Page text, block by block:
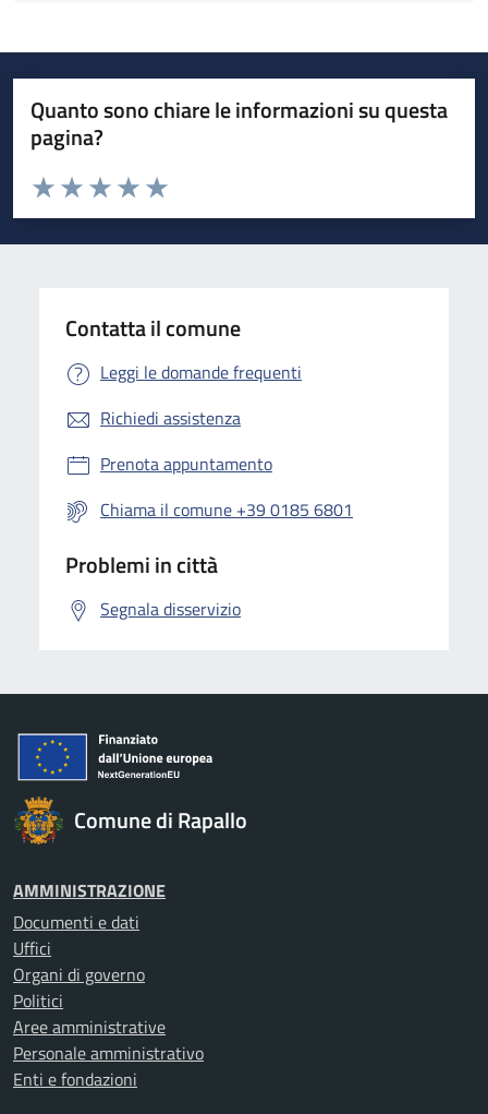
Quanto sono chiare le informazioni su questa
pagina?
Valuta da 1 a 5 stelle la pagina
Valuta 5 stelle su 5
Valuta 4 stelle su 5
Valuta 3 stelle su 5
Valuta 2 stelle su 5
Valuta 1 stelle su 5
Contatta il comune
Leggi le domande frequenti
Richiedi assistenza
Prenota appuntamento
Chiama il comune +39 0185 6801
Problemi in città
Segnala disservizio
Comune di Rapallo
AMMINISTRAZIONE
Documenti e dati
Uffici
Organi di governo
Politici
Aree amministrative
Personale amministrativo
Enti e fondazioni